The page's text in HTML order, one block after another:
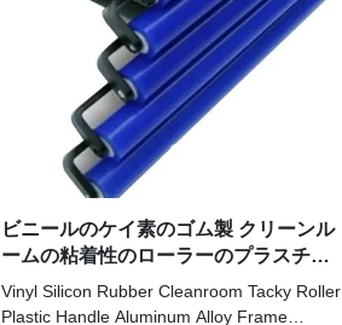
ビニールのケイ素のゴム製 クリーンル
ームの粘着性のローラーのプラスチッ
ク ハンドルのアルミ合金 フレーム
Vinyl Silicon Rubber Cleanroom Tacky Roller
Plastic Handle Aluminum Alloy Frame